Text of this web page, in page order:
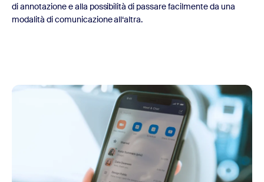
di annotazione e alla possibilità di passare facilmente da una
modalità di comunicazione all‘altra.